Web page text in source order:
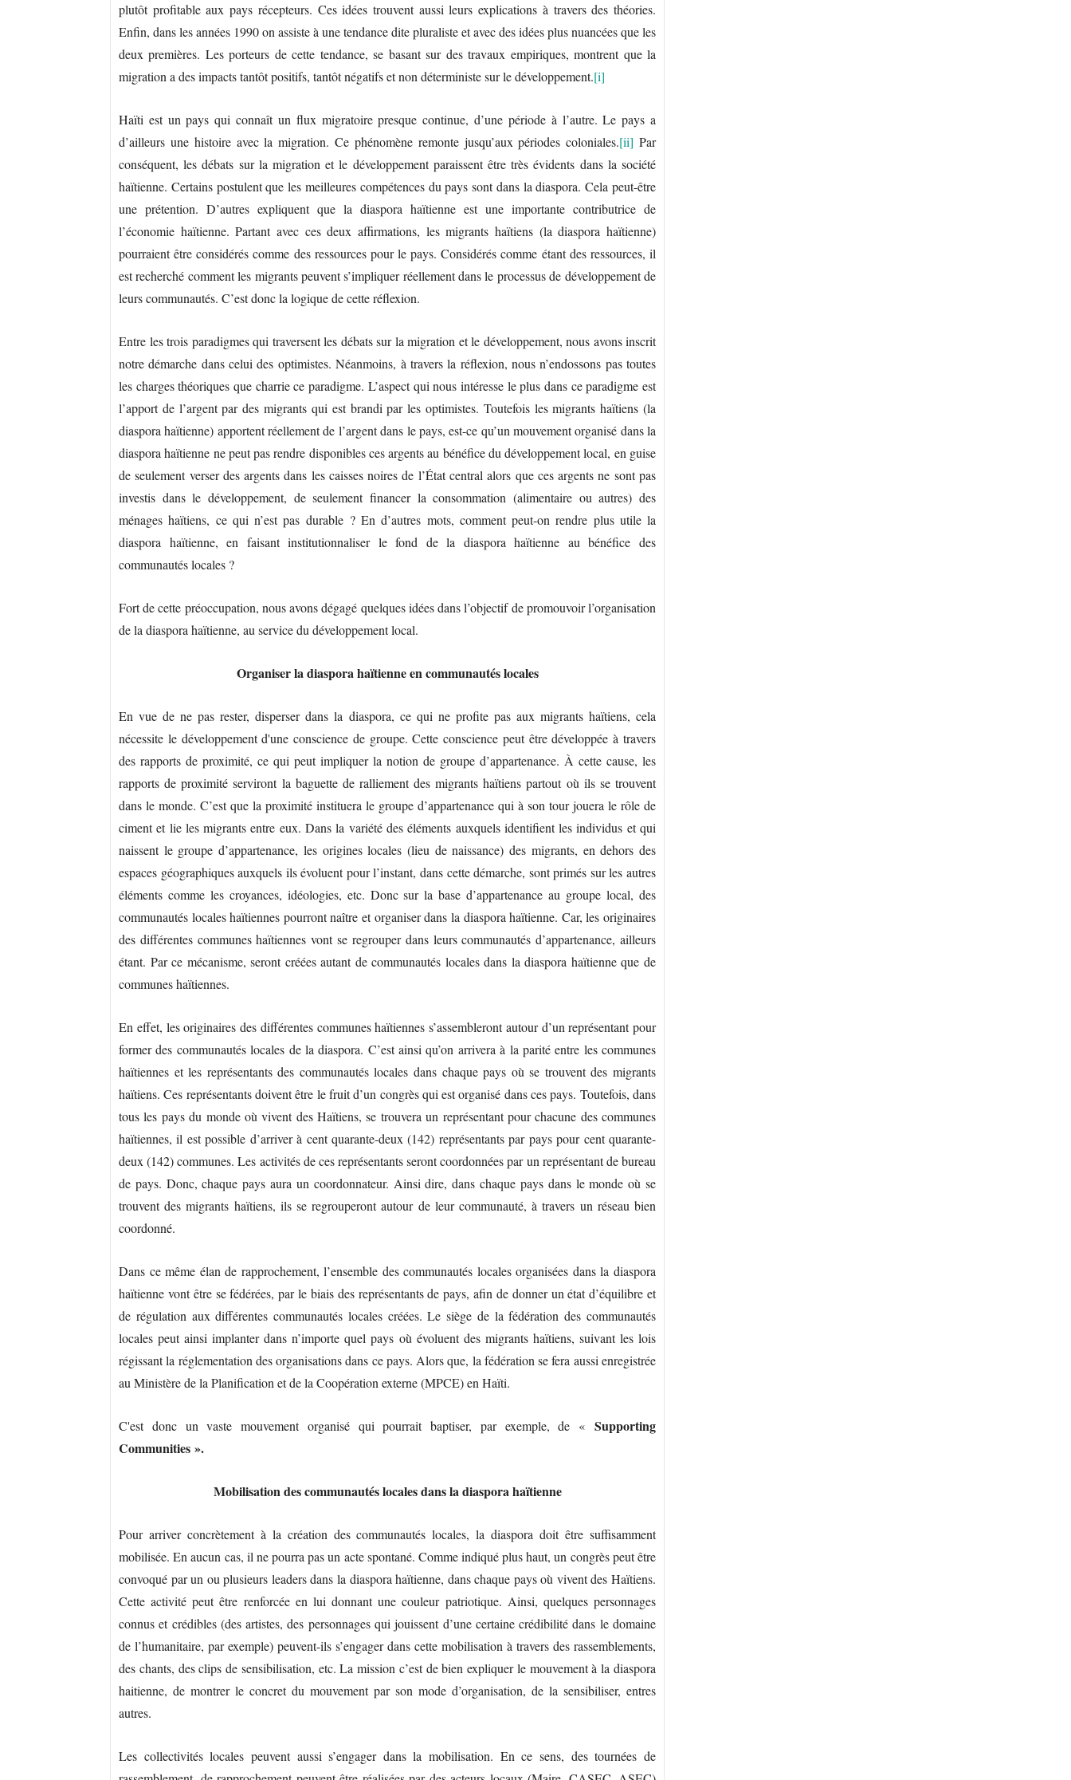
plutôt profitable aux pays récepteurs. Ces idées trouvent aussi leurs explications à travers des théories.
Enfin, dans les années 1990 on assiste à une tendance dite pluraliste et avec des idées plus nuancées que les
deux premières. Les porteurs de cette tendance, se basant sur des travaux empiriques, montrent que la
migration a des impacts tantôt positifs, tantôt négatifs et non déterministe sur le développement.[i]
Haïti est un pays qui connaît un flux migratoire presque continue, d’une période à l’autre. Le pays a
d’ailleurs une histoire avec la migration. Ce phénomène remonte jusqu’aux périodes coloniales.[ii] Par
conséquent, les débats sur la migration et le développement paraissent être très évidents dans la société
haïtienne. Certains postulent que les meilleures compétences du pays sont dans la diaspora. Cela peut-être
une prétention. D’autres expliquent que la diaspora haïtienne est une importante contributrice de
l’économie haïtienne. Partant avec ces deux affirmations, les migrants haïtiens (la diaspora haïtienne)
pourraient être considérés comme des ressources pour le pays. Considérés comme étant des ressources, il
est recherché comment les migrants peuvent s’impliquer réellement dans le processus de développement de
leurs communautés. C’est donc la logique de cette réflexion.
Entre les trois paradigmes qui traversent les débats sur la migration et le développement, nous avons inscrit
notre démarche dans celui des optimistes. Néanmoins, à travers la réflexion, nous n’endossons pas toutes
les charges théoriques que charrie ce paradigme. L’aspect qui nous intéresse le plus dans ce paradigme est
l’apport de l’argent par des migrants qui est brandi par les optimistes. Toutefois les migrants haïtiens (la
diaspora haïtienne) apportent réellement de l’argent dans le pays, est-ce qu’un mouvement organisé dans la
diaspora haïtienne ne peut pas rendre disponibles ces argents au bénéfice du développement local, en guise
de seulement verser des argents dans les caisses noires de l’État central alors que ces argents ne sont pas
investis dans le développement, de seulement financer la consommation (alimentaire ou autres) des
ménages haïtiens, ce qui n’est pas durable ? En d’autres mots, comment peut-on rendre plus utile la
diaspora haïtienne, en faisant institutionnaliser le fond de la diaspora haïtienne au bénéfice des
communautés locales ?
Fort de cette préoccupation, nous avons dégagé quelques idées dans l’objectif de promouvoir l’organisation
de la diaspora haïtienne, au service du développement local.
Organiser la diaspora haïtienne en communautés locales
En vue de ne pas rester, disperser dans la diaspora, ce qui ne profite pas aux migrants haïtiens, cela
nécessite le développement d'une conscience de groupe. Cette conscience peut être développée à travers
des rapports de proximité, ce qui peut impliquer la notion de groupe d’appartenance. À cette cause, les
rapports de proximité serviront la baguette de ralliement des migrants haïtiens partout où ils se trouvent
dans le monde. C’est que la proximité instituera le groupe d’appartenance qui à son tour jouera le rôle de
ciment et lie les migrants entre eux. Dans la variété des éléments auxquels identifient les individus et qui
naissent le groupe d’appartenance, les origines locales (lieu de naissance) des migrants, en dehors des
espaces géographiques auxquels ils évoluent pour l’instant, dans cette démarche, sont primés sur les autres
éléments comme les croyances, idéologies, etc. Donc sur la base d’appartenance au groupe local, des
communautés locales haïtiennes pourront naître et organiser dans la diaspora haïtienne. Car, les originaires
des différentes communes haïtiennes vont se regrouper dans leurs communautés d’appartenance, ailleurs
étant. Par ce mécanisme, seront créées autant de communautés locales dans la diaspora haïtienne que de
communes haïtiennes.
En effet, les originaires des différentes communes haïtiennes s’assembleront autour d’un représentant pour
former des communautés locales de la diaspora. C’est ainsi qu’on arrivera à la parité entre les communes
haïtiennes et les représentants des communautés locales dans chaque pays où se trouvent des migrants
haïtiens. Ces représentants doivent être le fruit d’un congrès qui est organisé dans ces pays. Toutefois, dans
tous les pays du monde où vivent des Haïtiens, se trouvera un représentant pour chacune des communes
haïtiennes, il est possible d’arriver à cent quarante-deux (142) représentants par pays pour cent quarante-
deux (142) communes. Les activités de ces représentants seront coordonnées par un représentant de bureau
de pays. Donc, chaque pays aura un coordonnateur. Ainsi dire, dans chaque pays dans le monde où se
trouvent des migrants haïtiens, ils se regrouperont autour de leur communauté, à travers un réseau bien
coordonné.
Dans ce même élan de rapprochement, l’ensemble des communautés locales organisées dans la diaspora
haïtienne vont être se fédérées, par le biais des représentants de pays, afin de donner un état d’équilibre et
de régulation aux différentes communautés locales créées. Le siège de la fédération des communautés
locales peut ainsi implanter dans n’importe quel pays où évoluent des migrants haïtiens, suivant les lois
régissant la réglementation des organisations dans ce pays. Alors que, la fédération se fera aussi enregistrée
au Ministère de la Planification et de la Coopération externe (MPCE) en Haïti.
C'est donc un vaste mouvement organisé qui pourrait baptiser, par exemple, de « Supporting
Communities ».
Mobilisation des communautés locales dans la diaspora haïtienne
Pour arriver concrètement à la création des communautés locales, la diaspora doit être suffisamment
mobilisée. En aucun cas, il ne pourra pas un acte spontané. Comme indiqué plus haut, un congrès peut être
convoqué par un ou plusieurs leaders dans la diaspora haïtienne, dans chaque pays où vivent des Haïtiens.
Cette activité peut être renforcée en lui donnant une couleur patriotique. Ainsi, quelques personnages
connus et crédibles (des artistes, des personnages qui jouissent d’une certaine crédibilité dans le domaine
de l’humanitaire, par exemple) peuvent-ils s’engager dans cette mobilisation à travers des rassemblements,
des chants, des clips de sensibilisation, etc. La mission c’est de bien expliquer le mouvement à la diaspora
haitienne, de montrer le concret du mouvement par son mode d’organisation, de la sensibiliser, entres
autres.
Les collectivités locales peuvent aussi s’engager dans la mobilisation. En ce sens, des tournées de